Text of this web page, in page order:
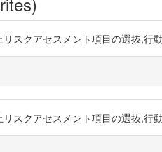
スクアセスメント項目の選抜,
スクアセスメント項目の選抜,